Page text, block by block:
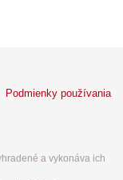
Podmienky používania
a vykonáva ich